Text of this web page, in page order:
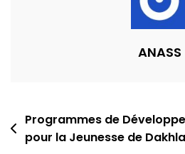
ANASS
Post
navigation
Programmes de
pour la Jeunesse de